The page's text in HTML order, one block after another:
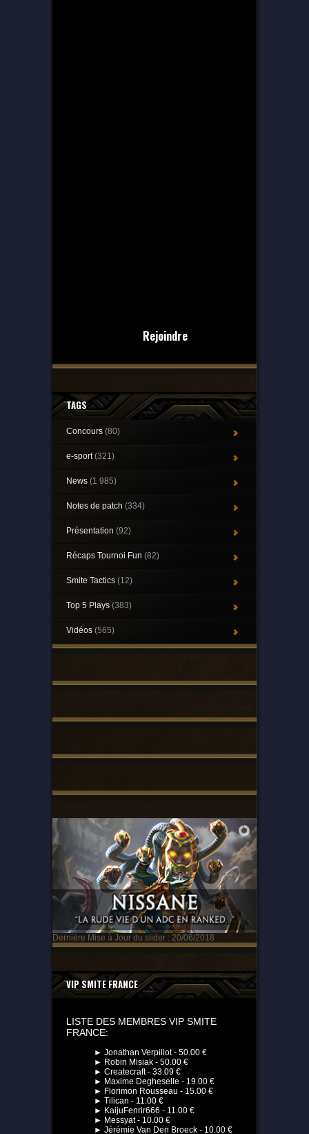
Rejoindre
TAGS
Concours (80)
e-sport(321)
News (1 985)
Notes de patch (334)
Présentation (92)
Récaps Tournoi Fun (82)
Smite Tactics (12)
Top 5 Plays (383)
Vidéos (565)
Dernière Mise à Jour du slider : 20/06/2018
VIP SMITE FRANCE
LISTE DES MEMBRES VIP SMITE
FRANCE:
► Jonathan Verpillot - 50.00 €
► Robin Misiak - 50.00 €
► Createcraft - 33.09 €
► Maxime Degheselle - 19.00 €
► Florimon Rousseau - 15.00 €
► Tilican - 11.00 €
► KaijuFenrir666 - 11.00 €
► Messyat - 10.00 €
► Jérémie Van Den Broeck - 10.00 €